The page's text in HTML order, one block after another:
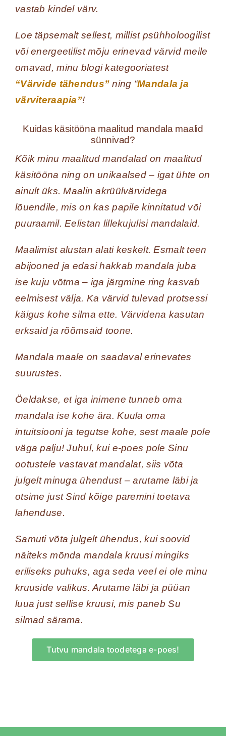
vastab kindel värv.
Loe täpsemalt sellest, millist psühholoogilist
või energeetilist mõju erinevad värvid meile
omavad, minu blogi kategooriatest
“Värvide tähendus” ning “Mandala ja
värviteraapia”!
Kuidas käsitööna maalitud mandala maalid
sünnivad?
Kõik minu maalitud mandalad on maalitud
käsitööna ning on unikaalsed – igat ühte on
ainult üks. Maalin akrüülvärvidega
lõuendile, mis on kas papile kinnitatud või
puuraamil. Eelistan lillekujulisi mandalaid.
Maalimist alustan alati keskelt. Esmalt teen
abijooned ja edasi hakkab mandala juba
ise kuju võtma – iga järgmine ring kasvab
eelmisest välja. Ka värvid tulevad protsessi
käigus kohe silma ette. Värvidena kasutan
erksaid ja rõõmsaid toone.
Mandala maale on saadaval erinevates
suurustes.
Öeldakse, et iga inimene tunneb oma
mandala ise kohe ära. Kuula oma
intuitsiooni ja tegutse kohe, sest maale pole
väga palju! Juhul, kui e-poes pole Sinu
ootustele vastavat mandalat, siis võta
julgelt minuga ühendust – arutame läbi ja
otsime just Sind kõige paremini toetava
lahenduse.
Samuti võta julgelt ühendus, kui soovid
näiteks mõnda mandala kruusi mingiks
eriliseks puhuks, aga seda veel ei ole minu
kruuside valikus. Arutame läbi ja püüan
luua just sellise kruusi, mis paneb Su
silmad särama.
Tutvu mandala toodetega e-poes!